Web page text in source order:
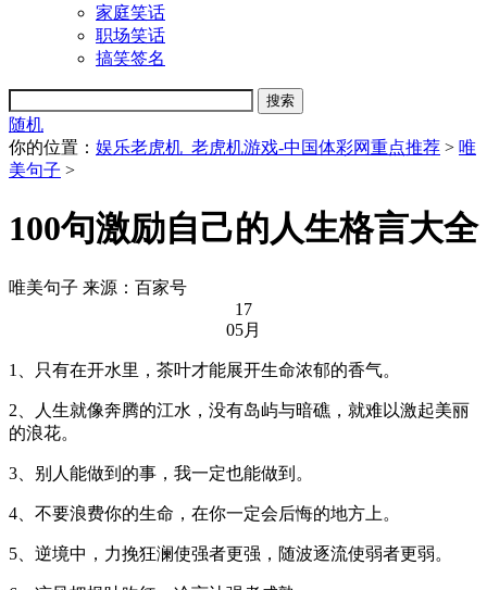
家庭笑话
职场笑话
搞笑签名
随机
你的位置： 娱乐老虎机_老虎机游戏-中国体彩网重点推荐 > 唯
美句子 >
100句激励自己的人生格言大全
唯美句子 来源：百家号
17
05月
1、只有在开水里，茶叶才能展开生命浓郁的香气。
2、人生就像奔腾的江水，没有岛屿与暗礁，就难以激起美丽
的浪花。
3、别人能做到的事，我一定也能做到。
4、不要浪费你的生命，在你一定会后悔的地方上。
5、逆境中，力挽狂澜使强者更强，随波逐流使弱者更弱。